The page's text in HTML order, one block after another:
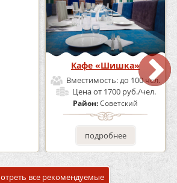
Кафе «Шишка»
Вместимость:до 100 чел.
Ценаот 1700 руб./чел.
Район:Советский
подробнее
все рекомендуемые